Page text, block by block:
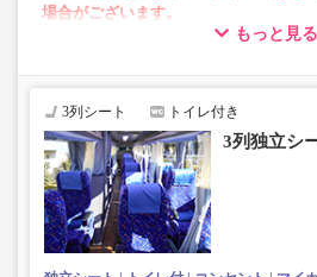
場合がございます。
・車両は予告なく変更となる場合がご
じめご了承ください。
・座席にコンセント設備あり。※車
・車内は常時換気し、清掃・除菌を
※増便はシートタイプ・車両設備な
います。
もっと見る
3列シート トイレ付き
3列独立シ